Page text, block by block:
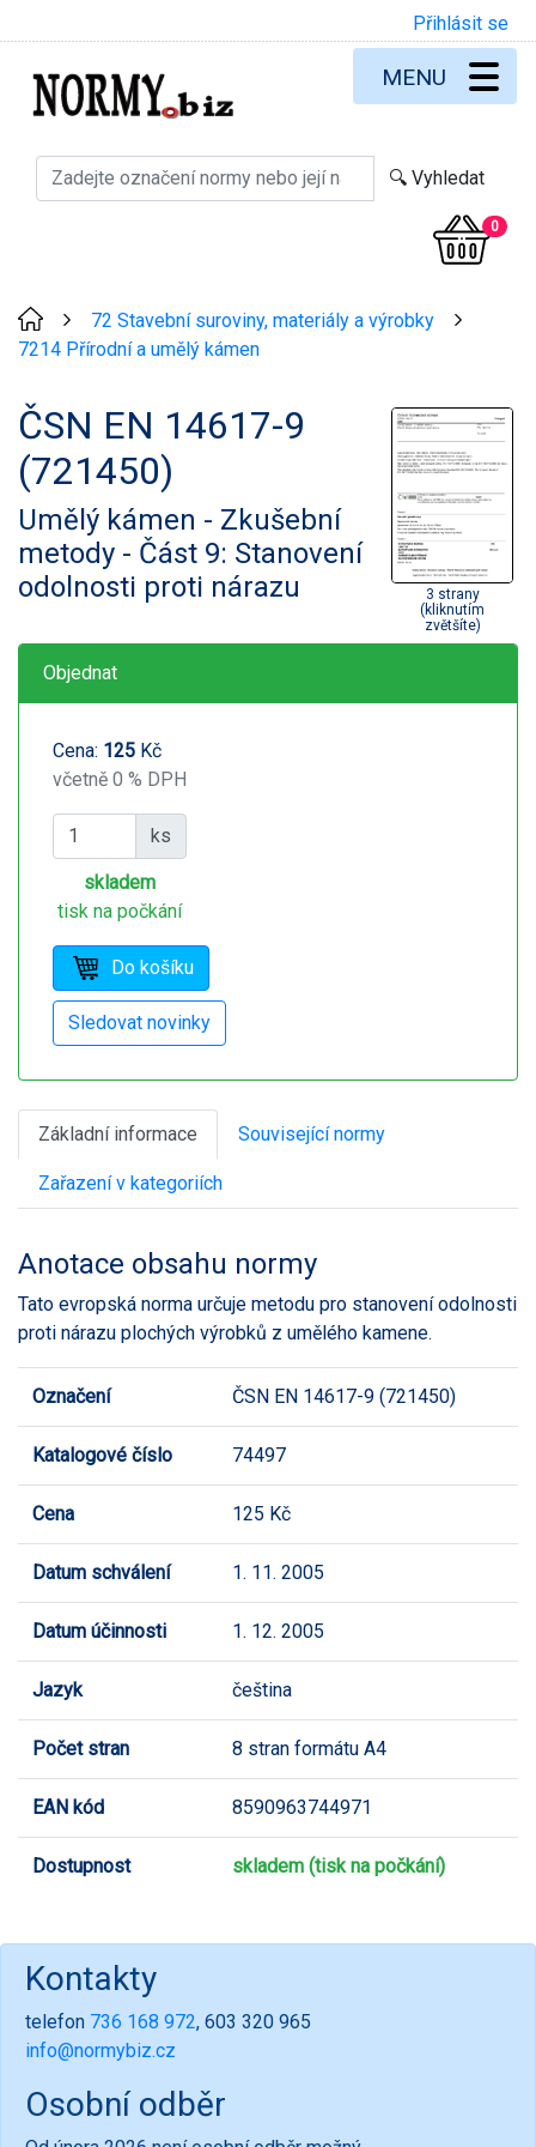
Přihlásit se
0
MENU
72 Stavební suroviny, materiály a výrobky
7214 Přírodní a umělý kámen
ČSN EN 14617-9
(721450)
Umělý kámen - Zkušební
metody - Část 9: Stanovení
odolnosti proti nárazu
3 strany
(kliknutím
zvětšíte)
Objednat
Cena: 125 Kč
včetně 0 % DPH
ks
skladem
tisk na počkání
Základní informace Související normy
Zařazení v kategoriích
Anotace obsahu normy
Tato evropská norma určuje metodu pro stanovení odolnosti
proti nárazu plochých výrobků z umělého kamene.
Označení ČSN EN 14617-9 (721450)
Katalogové číslo 74497
Cena 125 Kč
Datum schválení 1. 11. 2005
Datum účinnosti 1. 12. 2005
Jazyk čeština
Počet stran 8 stran formátu A4
EAN kód 8590963744971
Dostupnost skladem (tisk na počkání)
Kontakty
telefon 736 168 972, 603 320 965
info@normybiz.cz
Osobní odběr